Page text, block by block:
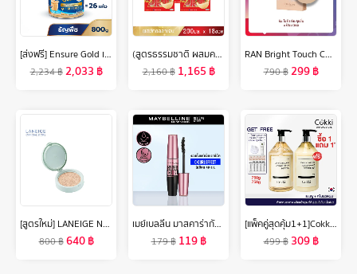
[ส่งฟรี] Ensure Gold เอนชัวร์ โกลด์ กลิ่นธัญพืช 800g 2 กระป๋อง Ensure Gold Wheat 800g x2
2,234฿2,033 ฿
(สูตรธรรมชาติ ผสมคอลลาเจน 200 มล. 3 แพค) บอนแบค ชุดเครื่องดื่มรังนกสำเร็จรูปผสมคอลลาเจน Bonback รังนกบอนแบค รังนก ของขวัญ ปีใหม่
2,160฿ 1,165 ฿
RAN Bright Touch Cushion by Pom Vinij รัน ไบร์ท ทัช คุชชั่น บาย ป้อม วินิจ
790฿299฿
[สูตรใหม่] LANEIGE Neo Cushion Matte Refill 15g. ลาเนจ นีโอคุชชั่น สูตรแมตต์ ปกปิดสูงสุดแต่บางเบา กันแดด กันแสงสีฟ้า ไม่ติดมาส์ก
800฿640฿
เมย์เบลลีน มาสคาร่ากันน้ำ เดอะ ไฮเปอร์เคิร์ล 9.2 มล.MAYBELLINE THE HYPERCURL WATERPROOF MASCARA 9.2 ml(เครื่องสำอาง, มาสคาร่า, มาสคาร่ากันน้ำ)
179฿ 119฿
[แพ็คคู่สุดคุ้ม1+1]Cokki แชมพู & ครีมนวด Shampoo & Hair Conditioner 750gx2 สูตรขจัดรังแค
499฿ 309฿